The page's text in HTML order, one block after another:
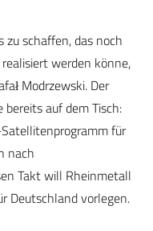
zu schaffen, das noch
werden könne,
Modrzewski. Der
auf dem Tisch:
für
nach
Takt will Rheinmetall
Deutschland vorlegen.